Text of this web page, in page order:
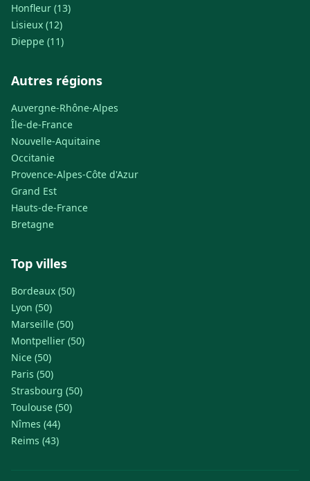
Honfleur (13)
Lisieux (12)
Dieppe (11)
Autres régions
Auvergne-Rhône-Alpes
Île-de-France
Nouvelle-Aquitaine
Occitanie
Provence-Alpes-Côte d'Azur
Grand Est
Hauts-de-France
Bretagne
Top villes
Bordeaux (50)
Lyon (50)
Marseille (50)
Montpellier (50)
Nice (50)
Paris (50)
Strasbourg (50)
Toulouse (50)
Nîmes (44)
Reims (43)